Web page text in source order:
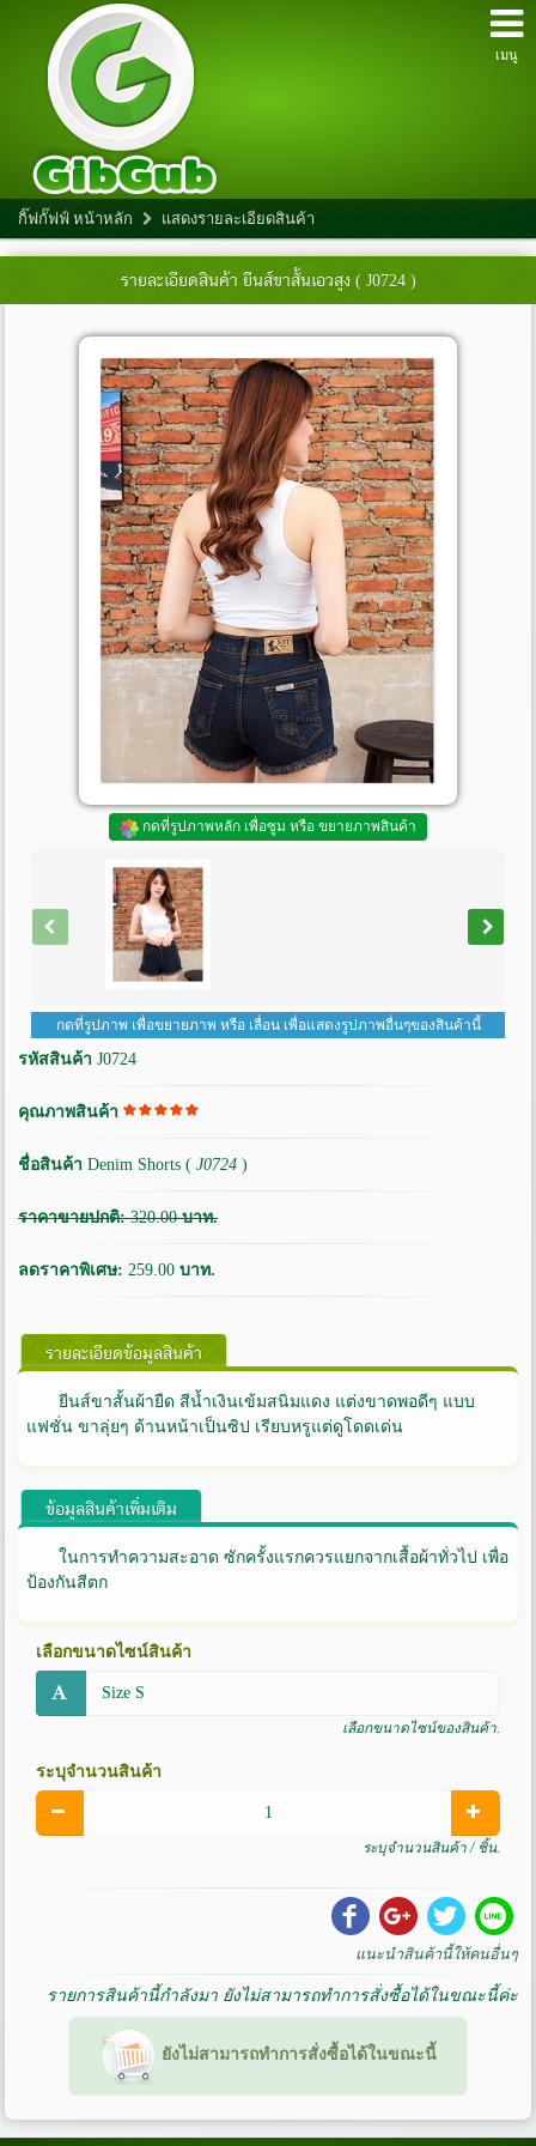
เมนู
กิ๊ฟกั๊ฟฟ์ หน้าหลัก แสดงรายละเอียดสินค้า
รายละเอียดสินค้า ยีนส์ขาสั้นเอวสูง ( J0724 )
กดที่รูปภาพหลัก เพื่อซูม หรือ ขยายภาพสินค้า
กดที่รูปภาพ เพื่อขยายภาพ หรือ เลื่อน เพื่อแสดงรูปภาพอื่นๆของสินค้านี้
รหัสสินค้า J0724
คุณภาพสินค้า
ชื่อสินค้า Denim Shorts ( J0724 )
ราคาขายปกติ:320.00บาท.
ลดราคาพิเศษ: 259.00 บาท.
รายละเอียดข้อมูลสินค้า
ยีนส์ขาสั้นผ้ายืด สีน้ำเงินเข้มสนิมแดง แต่งขาดพอดีๆ แบบ
แฟชั่น ขาลุ่ยๆ ด้านหน้าเป็นซิป เรียบหรูแต่ดูโดดเด่น
ข้อมูลสินค้าเพิ่มเติม
ในการทำความสะอาด ซักครั้งแรกควรแยกจากเสื้อผ้าทั่วไป เพื่อ
ป้องกันสีตก
เลือกขนาดไซน์สินค้า
เลือกขนาดไซน์ของสินค้า.
ระบุจำนวนสินค้า
ระบุจำนวนสินค้า / ชิ้น.
Share
on
Facebook
Share
on
Share
on
Twitter
Share
on
แนะนำสินค้านี้ให้คนอื่นๆ
รายการสินค้านี้กำลังมา ยังไม่สามารถทำการสั่งซื้อได้ในขณะนี้ค่ะ
ยังไม่สามารถทำการสั่งซื้อได้ในขณะนี้